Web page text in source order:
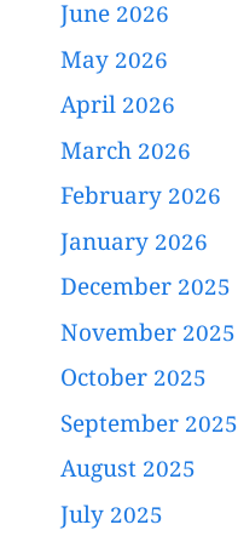
June 2026
May 2026
April 2026
March 2026
February 2026
January 2026
December 2025
November 2025
October 2025
September 2025
August 2025
July 2025